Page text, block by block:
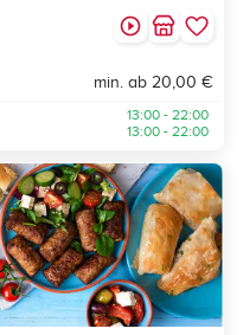
min. ab 20,00 €
13:00 - 22:00
13:00 - 22:00